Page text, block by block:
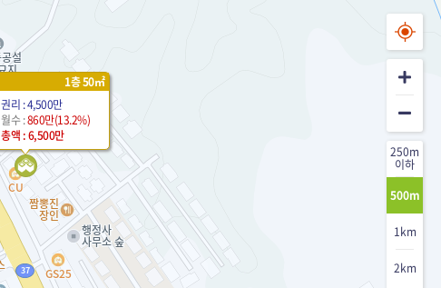
250m
이하
500m
1km
2km
1층 50㎡
권리 : 4,500만
월수 :860만(13.2%)
총액 : 6,500만